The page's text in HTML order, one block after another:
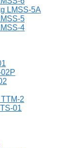
LMSS-5A
5
4
2
01